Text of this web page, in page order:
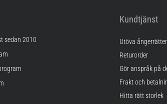
sedan 2010
Kundtjänst
Utöva
Returorder
Gör anspråk på
Frakt och
Hitta rätt storlek